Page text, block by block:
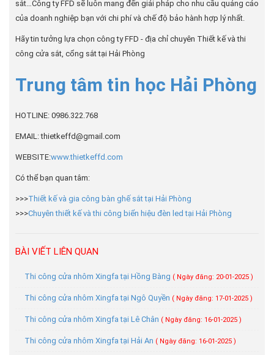
sắt…Công ty FFD sẽ luôn mang đến giải pháp cho nhu cầu quảng cáo
của doanh nghiệp bạn với chi phí và chế độ bảo hành hợp lý nhất.
Hãy tin tưởng lựa chọn công ty FFD - địa chỉ chuyên Thiết kế và thi
công cửa sắt, cổng sắt tại Hải Phòng
Trung tâm tin học Hải Phòng
HOTLINE: 0986.322.768
EMAIL: thietkeffd@gmail.com
WEBSITE:www.thietkeffd.com
Có thể bạn quan tâm:
>>>Thiết kế và gia công bàn ghế sắt tại Hải Phòng
>>>Chuyên thiết kế và thi công biển hiệu đèn led tại Hải Phòng
BÀI VIẾT LIÊN QUAN
Thi công cửa nhôm Xingfa tại Hồng Bàng ( Ngày đăng: 20-01-2025 )
Thi công cửa nhôm Xingfa tại Ngô Quyền ( Ngày đăng: 17-01-2025 )
Thi công cửa nhôm Xingfa tại Lê Chân ( Ngày đăng: 16-01-2025 )
Thi công cửa nhôm Xingfa tại Hải An ( Ngày đăng: 16-01-2025 )